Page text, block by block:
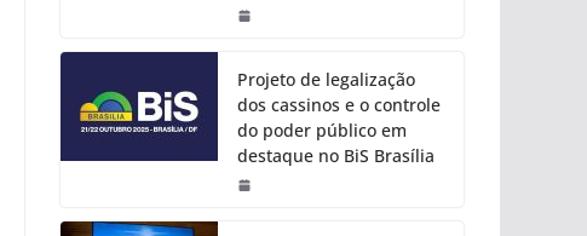
Projeto de legalização
dos cassinos e o controle
do poder público em
destaque no BiS Brasília